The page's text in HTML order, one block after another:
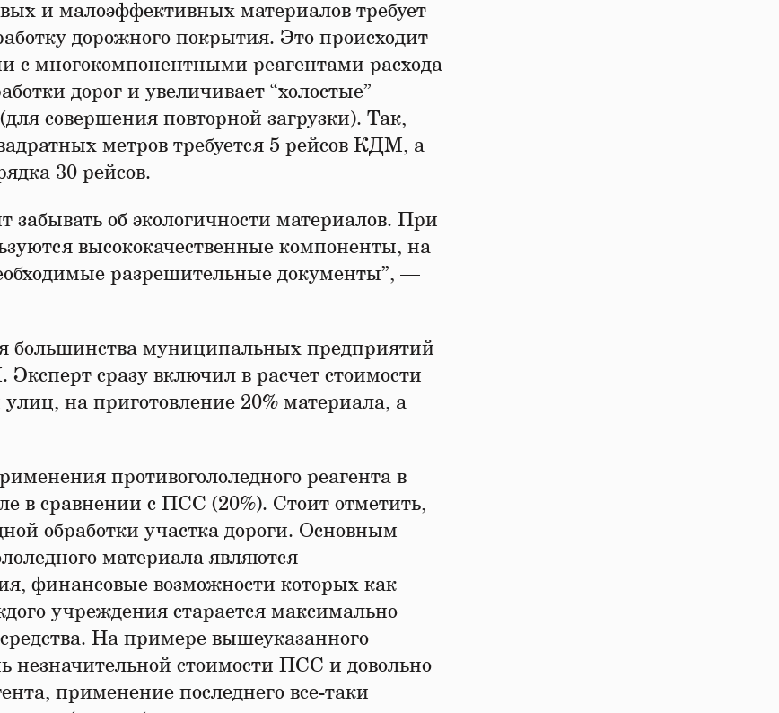
и малоэффективных материалов требует
дорожного покрытия. Это происходит
с многокомпонентными реагентами расхода
дорог и увеличивает “холостые”
совершения повторной загрузки). Так,
метров требуется 5 рейсов КДМ, а
30 рейсов.
об экологичности материалов. При
высококачественные компоненты, на
разрешительные документы”, —
большинства муниципальных предприятий
сразу включил в расчет стоимости
на приготовление 20% материала, а
противогололедного реагента в
в сравнении с ПСС (20%). Стоит отметить,
обработки участка дороги. Основным
материала являются
финансовые возможности которых как
учреждения старается максимально
На примере вышеуказанного
незначительной стоимости ПСС и довольно
применение последнего все-таки